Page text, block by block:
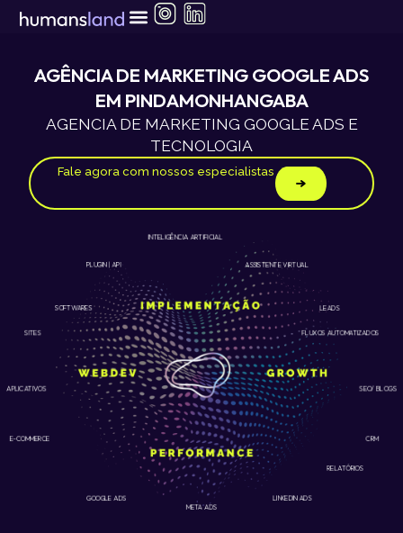
para
conteúdoAGÊNCIA DE MARKETING GOOGLE ADS
EM PINDAMONHANGABA
AGENCIA DE MARKETING GOOGLE ADS E
TECNOLOGIA
Fale agora com nossos especialistas
GOOGLE ADS LINKEDIN ADS
APLICATIVOS
SITES
E-COMMERCE
META ADS
CRM
RELATÓRIOS
SEO/ BLOGS
FLUXOS AUTOMATIZADOS
INTELIGÊNCIA ARTIFICIAL
PLUGIN | API
SOFTWARES
ASSISTENTE VIRTUAL
LEADS